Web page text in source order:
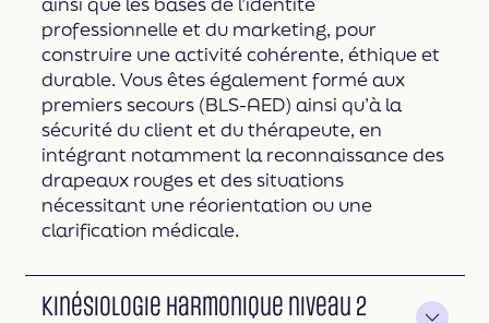
professionnelle et du marketing, pour
construire une activité cohérente, éthique et
durable. Vous êtes également formé aux
premiers secours (BLS-AED) ainsi qu’à la
sécurité du client et du thérapeute, en
intégrant notamment la reconnaissance des
drapeaux rouges et des situations
nécessitant une réorientation ou une
clarification médicale.
Kinésiologie Harmonique niveau 2